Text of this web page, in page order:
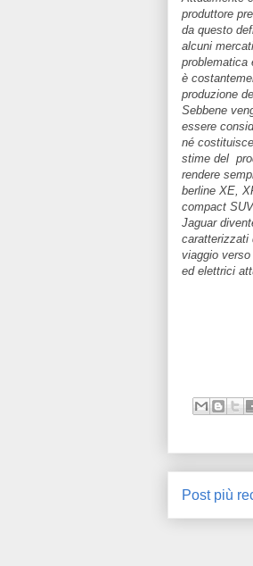
produttore
da questo
alcuni
problematica
è
produzione
Sebbene
essere
né
stime del
rendere
berline XE,
compact
Jaguar
caratterizzati
viaggio
ed elettrici
Post più